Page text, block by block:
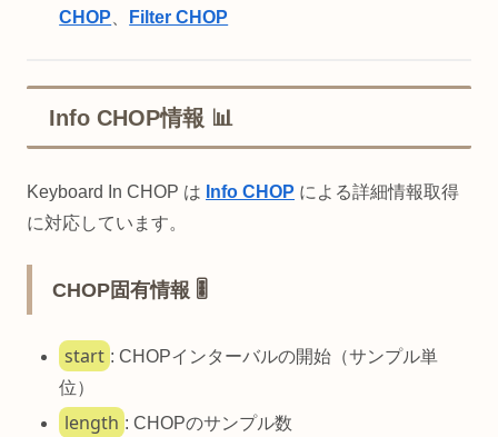
CHOP、 Filter CHOP
Info CHOP情報 📊
Keyboard In CHOP は Info CHOP による詳細情報取得
に対応しています。
CHOP固有情報 🎚️
start : CHOPインターバルの開始（サンプル単
位）
length : CHOPのサンプル数